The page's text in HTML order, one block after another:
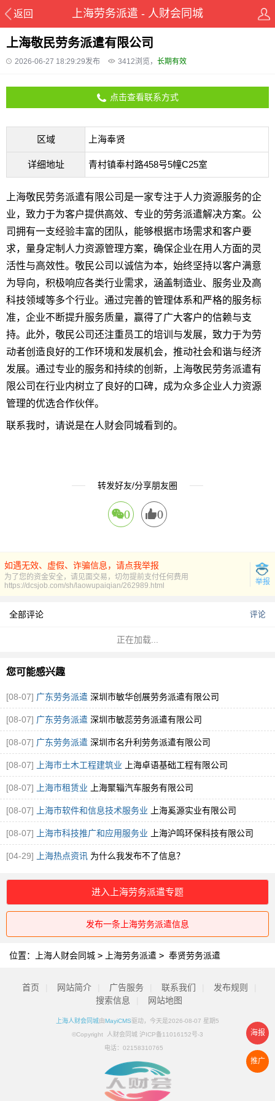
上海敬民劳务派遣有限公司
2026-06-27 18:29:29发布 3412浏览， 长期有效
点击查看联系方式
区域 上海奉贤
详细地址 青村镇奉村路458号5幢C25室
上海敬民劳务派遣有限公司是一家专注于人力资源服务的企
业，致力于为客户提供高效、专业的劳务派遣解决方案。公
司拥有一支经验丰富的团队，能够根据市场需求和客户要
求，量身定制人力资源管理方案，确保企业在用人方面的灵
活性与高效性。敬民公司以诚信为本，始终坚持以客户满意
为导向，积极响应各类行业需求，涵盖制造业、服务业及高
科技领域等多个行业。通过完善的管理体系和严格的服务标
准，企业不断提升服务质量，赢得了广大客户的信赖与支
持。此外，敬民公司还注重员工的培训与发展，致力于为劳
动者创造良好的工作环境和发展机会，推动社会和谐与经济
发展。通过专业的服务和持续的创新，上海敬民劳务派遣有
限公司在行业内树立了良好的口碑，成为众多企业人力资源
管理的优选合作伙伴。
联系我时，请说是在人财会同城看到的。
转发好友/分享朋友圈
0 0
如遇无效、虚假、诈骗信息，请点我举报
为了您的资金安全，请见面交易，切勿提前支付任何费用
举报
https://dcsjob.com/sh/laowupaiqian/262989.html
全部评论 评论
正在加载...
您可能感兴趣
[08-07] 广东劳务派遣 深圳市敏华创展劳务派遣有限公司
[08-07] 广东劳务派遣 深圳市敏蕊劳务派遣有限公司
[08-07] 广东劳务派遣 深圳市名升利劳务派遣有限公司
[08-07] 上海市土木工程建筑业 上海卓语基础工程有限公司
[08-07] 上海市租赁业 上海聚辎汽车服务有限公司
[08-07] 上海市软件和信息技术服务业 上海奚源实业有限公司
[08-07] 上海市科技推广和应用服务业 上海沪鸣环保科技有限公司
[04-29] 上海热点资讯 为什么我发布不了信息？
进入上海劳务派遣专题
发布一条上海劳务派遣信息
位置： 上海人财会同城 > 上海劳务派遣 > 奉贤劳务派遣
返回 上海劳务派遣 - 人财会同城
首页 网站简介 广告服务 联系我们 发布规则
搜索信息
网站地图
上海人财会同城由MayiCMS驱动，今天是2026-08-07 星期5
©Copyright 人财会同城 沪ICP备11016152号-3
电话： 02158310765
推广
海报